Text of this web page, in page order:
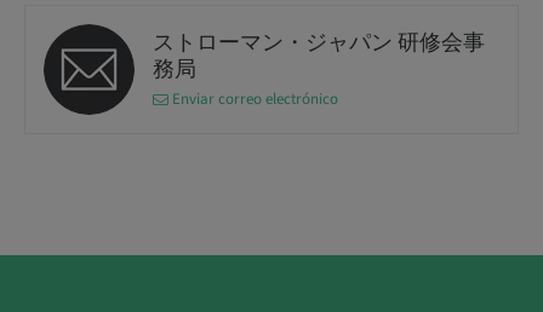
ストローマン・ジャパン 研修会事
務局
Enviar correo electrónico